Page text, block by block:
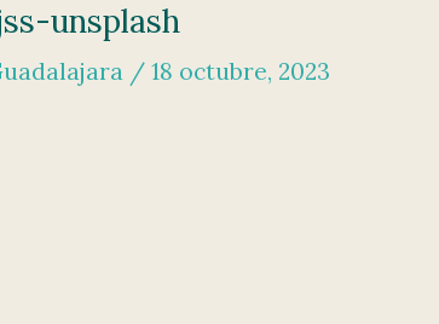
unsplash
/ 18 octubre, 2023